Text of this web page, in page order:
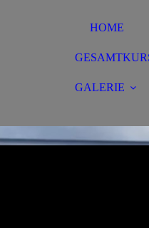
HOME
GALERIE